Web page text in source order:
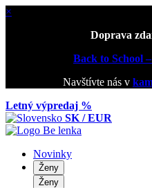
×
Doprava
Back to School
Navštívte nás v
Letný výpredaj %
SK / EUR
Novinky
Ženy
Ženy